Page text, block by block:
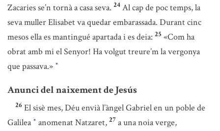
Zacaries se’n tornà a casa seva. 24 Al cap de poc temps, la
seva muller Elisabet va quedar embarassada. Durant cinc
mesos ella es mantingué apartada i es deia: 25 «Com ha
obrat amb mi el Senyor! Ha volgut treure’m la vergonya
que passava.» *
Anunci del naixement de Jesús
26 El sisè mes, Déu envià l’àngel Gabriel en un poble de
Galilea * anomenat Natzaret, 27 a una noia verge,